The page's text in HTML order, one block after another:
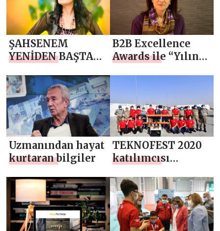
ŞAHSENEM
YENİDEN BAŞTAN
B2B Excellence
Awards ile “Yılın
Ortakları”
açıklanacak
Uzmanından hayat
kurtaran bilgiler
TEKNOFEST 2020
katılımcısı
savunma
alanındaki
projelerini Bab’da
tanıttı